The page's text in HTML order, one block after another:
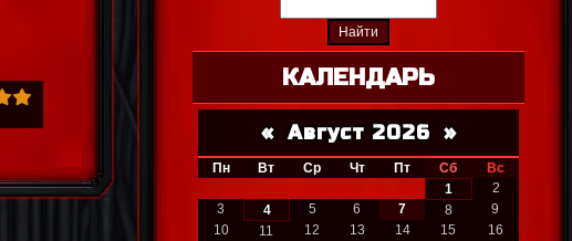
КАЛЕНДАРЬ
« Август 2026 »
Пн Вт Ср Чт Пт Сб
Вс
1
2
3
4 5 6 7 8
9
10
11 12 13 14 15
16